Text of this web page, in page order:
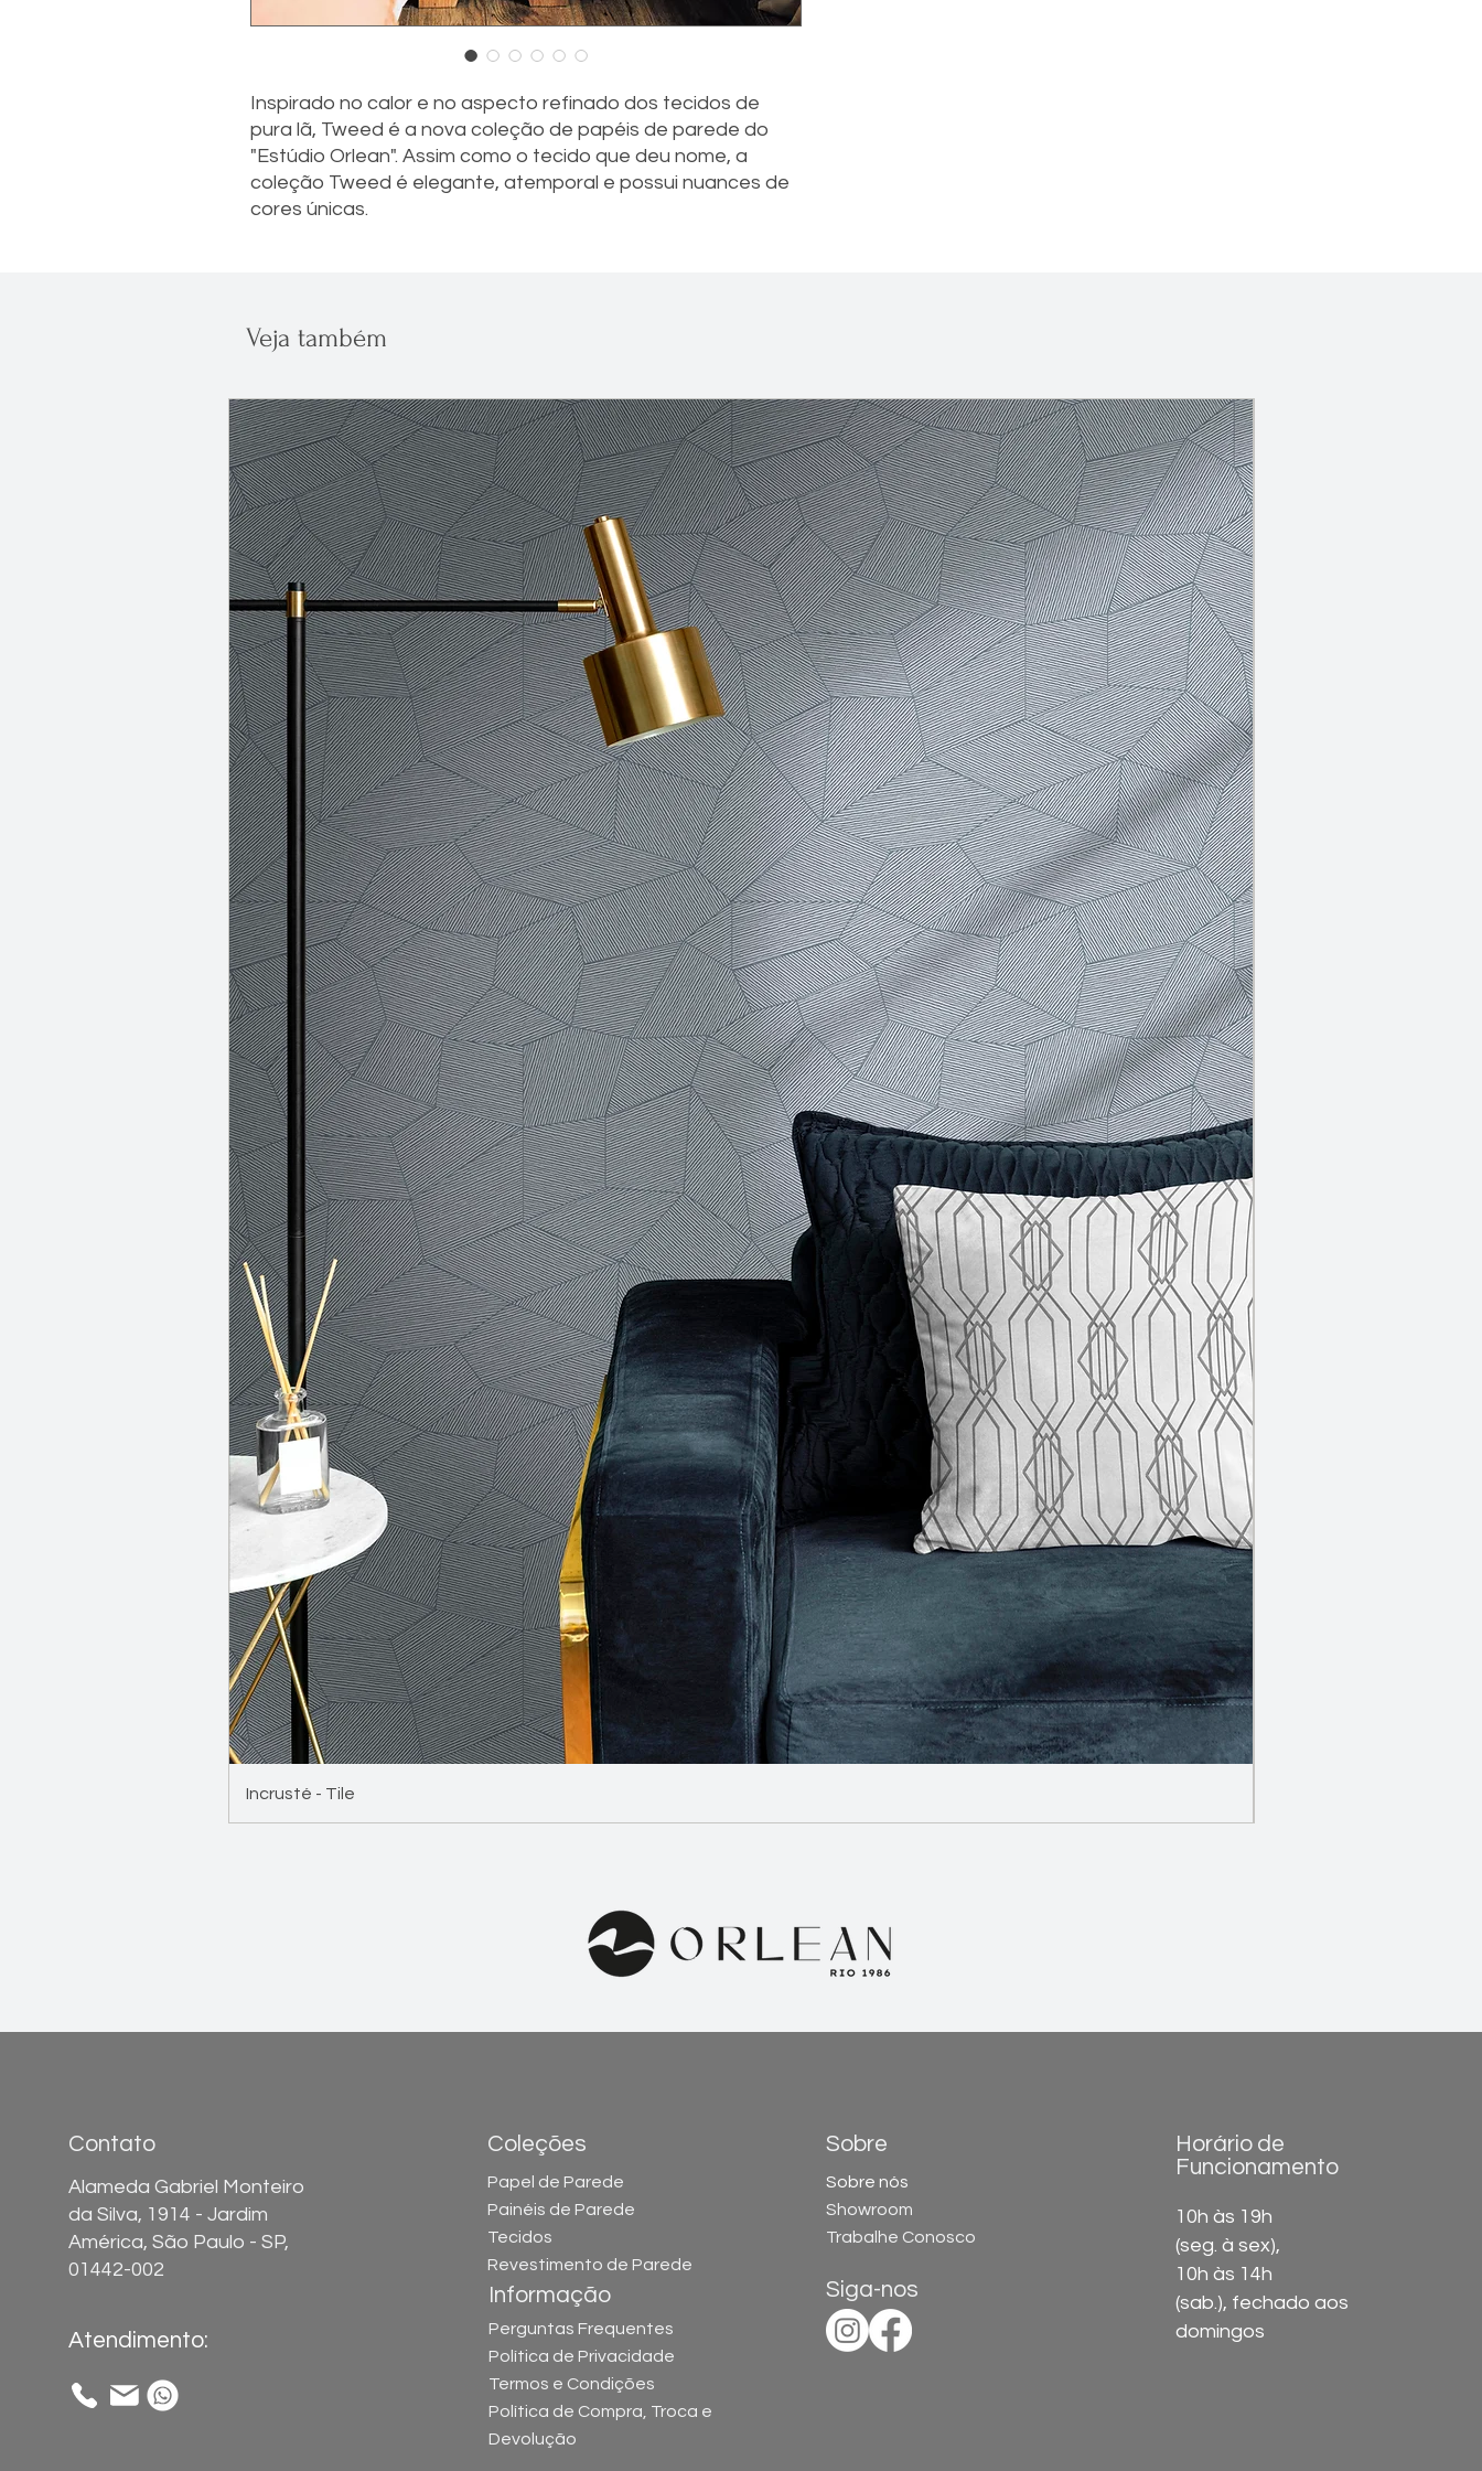
Inspirado no calor e no aspecto refinado dos tecidos de
pura lã, Tweed é a nova coleção de papéis de parede do
"Estúdio Orlean". Assim como o tecido que deu nome, a
coleção Tweed é elegante, atemporal e possui nuances de
cores únicas.
Veja também
Incrusté - Tile
Contato
Alameda Gabriel Monteiro
da Silva, 1914 - Jardim
América, São Paulo - SP,
01442-002
Atendimento:
Coleções
Papel de Parede
Painéis de Parede
Tecidos
Revestimento de Parede
Informação
Perguntas Frequentes
Política de Privacidade
Termos e Condições
Política de Compra, Troca e
Devolução
Sobre
Sobre nós
Showroom
Trabalhe Conosco
Siga-nos
Horário de
Funcionamento
10h às 19h
(seg. à sex),
10h às 14h
(sab.), fechado aos
domingos